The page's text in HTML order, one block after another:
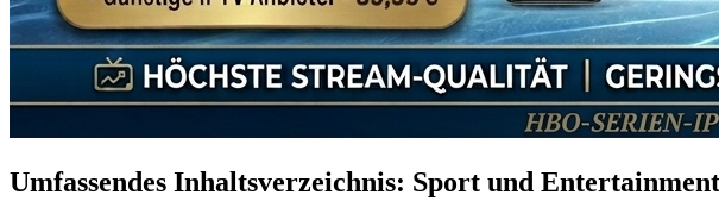
Umfassendes Inhaltsverzeichnis: Sport und